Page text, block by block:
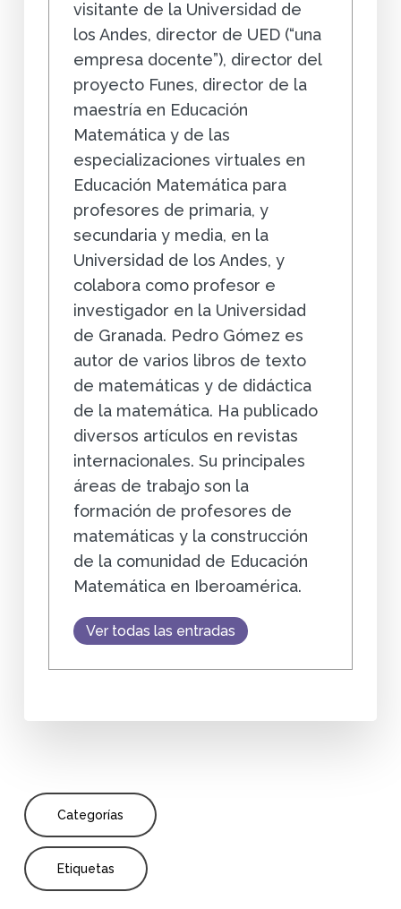
visitante de la Universidad de
los Andes, director de UED (“una
empresa docente”), director del
proyecto Funes, director de la
maestría en Educación
Matemática y de las
especializaciones virtuales en
Educación Matemática para
profesores de primaria, y
secundaria y media, en la
Universidad de los Andes, y
colabora como profesor e
investigador en la Universidad
de Granada. Pedro Gómez es
autor de varios libros de texto
de matemáticas y de didáctica
de la matemática. Ha publicado
diversos artículos en revistas
internacionales. Su principales
áreas de trabajo son la
formación de profesores de
matemáticas y la construcción
de la comunidad de Educación
Matemática en Iberoamérica.
Ver todas las entradas
Categorías
Etiquetas